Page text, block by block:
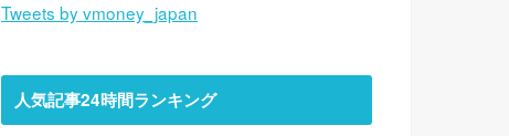
Tweets by vmoney_japan
人気記事24時間ランキング